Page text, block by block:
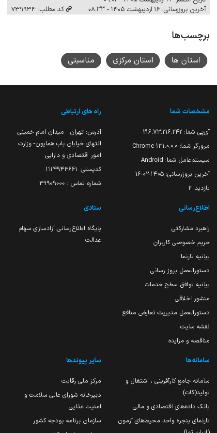
آخرین بروزرسانی: ۱۶ اردیبهشت ۱۴۰۵ - ۰۸:۳۳
کد مطلب: 739934
برچسب‌ها
استان ها استان مرکزی مناسبتی
مشخصات شما
آی‌پی شما: 216.73.216.242
مرورگر شما: 131.0.0.0 Chrome
سیستم‌عامل شما: Android
آخرین بروزرسانی: ۱۴۰۵-۰۲-۱۶
بازدید: 2
راه های ارتباطی
آدرس: تهران - میدان امام خمینی-
انتهای خیابان باب همایون- وزارت
امور اقتصادی و دارایی
کدپستی: ۱۱۱۴۹۴۳۶۶۱
شماره تماس : 39909000
اطلاع‌رسانی
راهبرد مشارکتی
حریم خصوصی کاربران
بیانیه تارنما
دستورالعمل بروز رسانی
بیانیه توافق سطح خدمات
منشور اخلاقی
دستورالعمل مدیریت تعارض منافع
نقشه سایت
مناقصه و مزایده
ستادی
پایگاه اطلاع‌رسانی آزادسازی سهام
عدالت
سامانه‌ها
سامانه جامع کارآفرینی ، اشتغال و
تولید(کات)
بانک داده‌های اقتصادی و مالی
تارنمای پنجره واحد محیط‌های آزمون
سایر پیوندها
مرکز ملی رقابت
دبیرخانه شورای عالی سلامت و
امنیت غذایی
سازمان برنامه بودجه کشور